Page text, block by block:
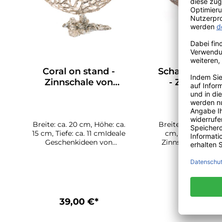
Coral on stand -
Zinnschale von
Breite: ca. 20 cm, Höhe: ca.
15 cm, Tiefe: ca. 11 cmIdeale
Geschenkideen von
Zinnschalen werden in
liebevoller Handarbeit in
39,00 €*
Schale "Coral
-
LOYFAR
Breite ca. 24 cm,
cm, Höhe: ca. 8
Zinnschale wird
angefertigt.
Zinnschalen
liebevoller
dem
hergestellt. Die
In den